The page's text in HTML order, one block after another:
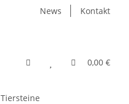
News Kontakt
0,00 €
Tiersteine